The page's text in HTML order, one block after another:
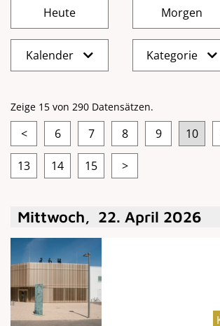
Kalender Kategorie
Zeige 15 von 290 Datensätzen.
< 6 7 8 9 10
13 14 15 >
Mittwoch, 22. April 2026